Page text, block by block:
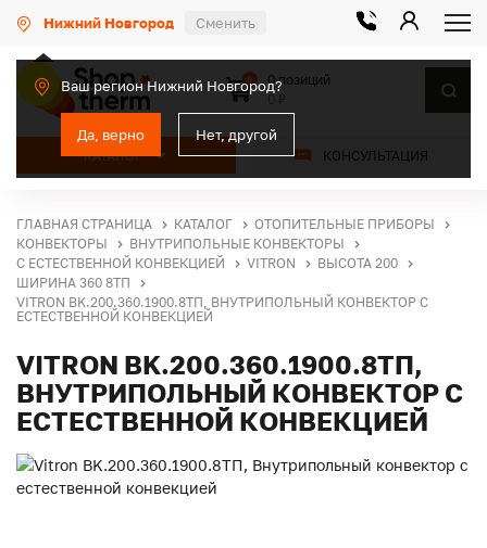
Нижний Новгород Сменить
Ваш регион Нижний Новгород?
Да, верно Нет, другой
КАТАЛОГ КОНСУЛЬТАЦИЯ
0
0 позиций
ГЛАВНАЯ СТРАНИЦА КАТАЛОГ
ОТОПИТЕЛЬНЫЕ ПРИБОРЫ
КОНВЕКТОРЫ
ВНУТРИПОЛЬНЫЕ КОНВЕКТОРЫ
С ЕСТЕСТВЕННОЙ КОНВЕКЦИЕЙ
VITRON
ВЫСОТА 200
ШИРИНА 360 8ТП
VITRON BK.200.360.1900.8ТП, ВНУТРИПОЛЬНЫЙ КОНВЕКТОР С
ЕСТЕСТВЕННОЙ КОНВЕКЦИЕЙ
VITRON BK.200.360.1900.8ТП,
ВНУТРИПОЛЬНЫЙ КОНВЕКТОР С
ЕСТЕСТВЕННОЙ КОНВЕКЦИЕЙ